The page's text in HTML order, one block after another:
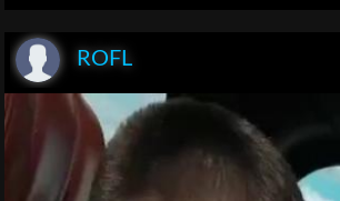
ROFL